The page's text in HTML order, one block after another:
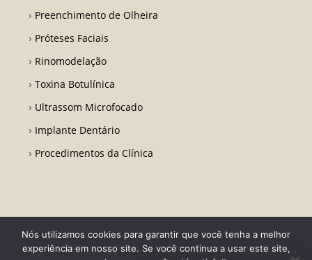
Preenchimento de Olheira
Próteses Faciais
Rinomodelação
Toxina Botulínica
Ultrassom Microfocado
Implante Dentário
Procedimentos da Clínica
Todos os direitos reservados - Dr. Fabio Ricardo Barros | CRO RJ 31728-
Desenvolvido por LA Comunicações
Nós utilizamos cookies para garantir que você tenha a melhor
experiência em nosso site. Se você continua a usar este site,